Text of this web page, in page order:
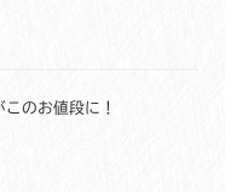
のお値段に！